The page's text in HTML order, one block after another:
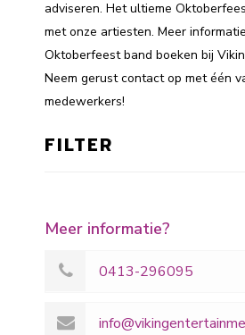
adviseren. Het ultieme
met onze artiesten. Meer
Oktoberfeest band boeken bij
Neem gerust contact op met één
medewerkers!
FILTER
Meer informatie?
0413-296095